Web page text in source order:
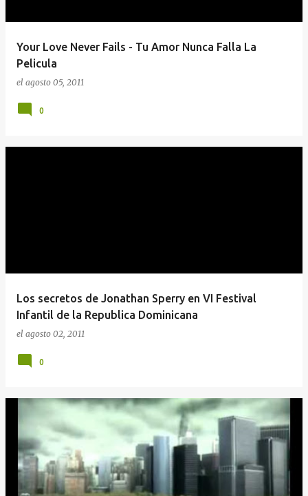
Your Love Never Fails - Tu Amor Nunca Falla La
Pelicula
el agosto 05, 2011
0
Los secretos de Jonathan Sperry en VI Festival
Infantil de la Republica Dominicana
el agosto 02, 2011
0